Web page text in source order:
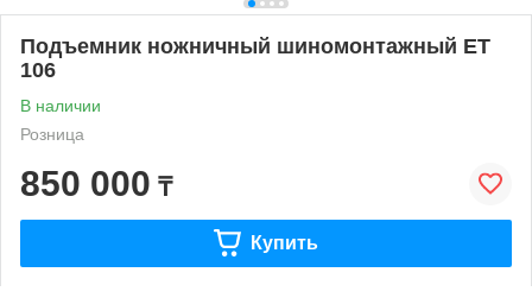
Подъемник ножничный шиномонтажный ЕТ
106
В наличии
Розница
850 000 ₸
Купить